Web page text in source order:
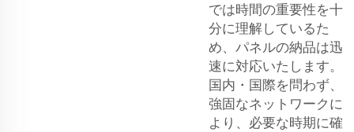
では時間の重要性を十
分に理解しているた
め、パネルの納品は迅
速に対応いたします。
国内・国際を問わず、
強固なネットワークに
より、必要な時期に確